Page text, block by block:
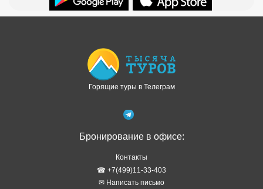
Горящие туры в Телеграм
Бронирование в офисе:
Контакты
☎ +7(499)11-33-403
✉ Написать письмо